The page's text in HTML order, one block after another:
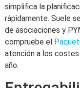
simplifica la
rápidamente. Suele
de asociaciones y
compruebe el
atención a los
año.